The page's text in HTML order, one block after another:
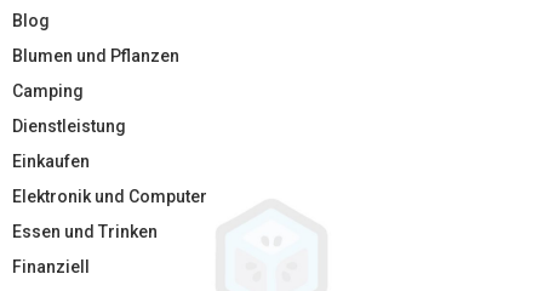
Blog
Blumen und Pflanzen
Camping
Dienstleistung
Einkaufen
Elektronik und Computer
Essen und Trinken
Finanziell